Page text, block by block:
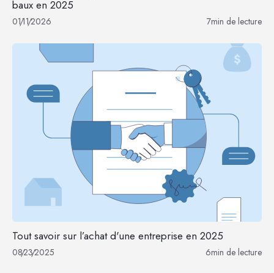
baux en 2025
01/11/2026 7min de lecture
Tout savoir sur l’achat d'une entreprise en 2025
08/23/2025 6min de lecture